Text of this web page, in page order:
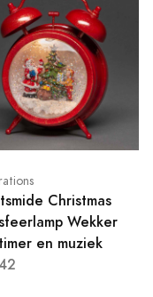
Christmas
Wekker
en muziek